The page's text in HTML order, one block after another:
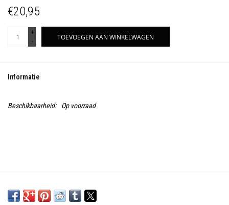
€20,95
+
-
TOEVOEGEN AAN WINKELWAGEN
Informatie
Beschikbaarheid: Op voorraad